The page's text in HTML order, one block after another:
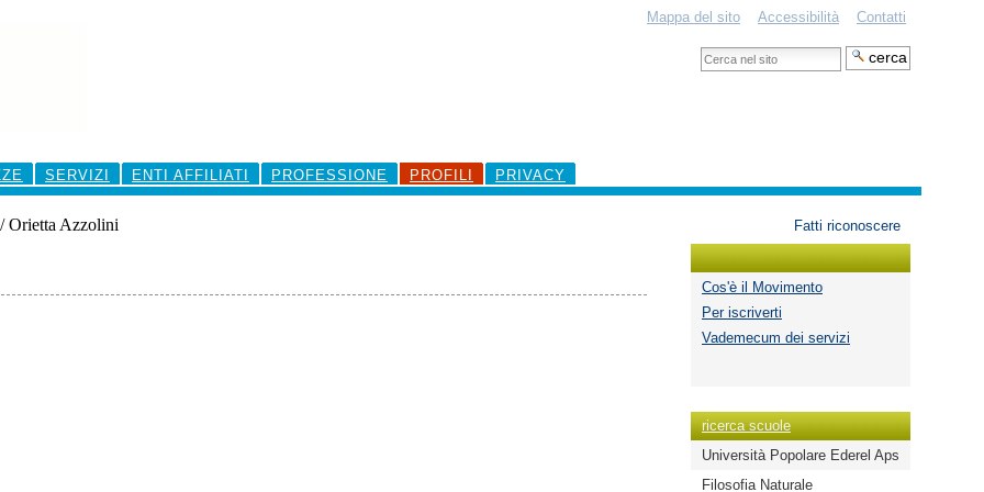
Mappa del sito Accessibilità Contatti
Cerca
nel
SERVIZI ENTI AFFILIATI PROFESSIONE PROFILI PRIVACY
Fatti riconoscere
/Orietta Azzolini
Cos'è il Movimento
Per iscriverti
Vademecum dei servizi
ricerca scuole
Università Popolare Ederel Aps
Filosofia Naturale